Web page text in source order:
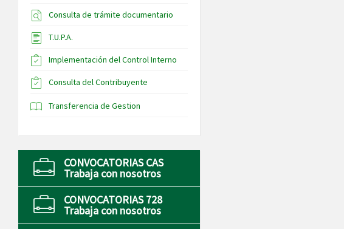
Consulta de trámite documentario
T.U.P.A.
Implementación del Control Interno
Consulta del Contribuyente
Transferencia de Gestion
CONVOCATORIAS CAS
Trabaja con nosotros
CONVOCATORIAS 728
Trabaja con nosotros